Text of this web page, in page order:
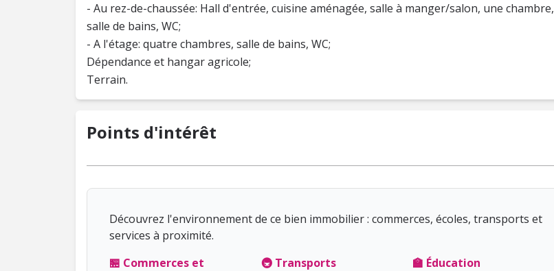
- Au rez-de-chaussée: Hall d'entrée, cuisine aménagée, salle à manger/salon, une chambre,
salle de bains, WC;
- A l'étage: quatre chambres, salle de bains, WC;
Dépendance et hangar agricole;
Terrain.
Points d'intérêt
Découvrez l'environnement de ce bien immobilier : commerces, écoles, transports et
services à proximité.
🏪 Commerces et
🚇 Transports 🏫 Éducation